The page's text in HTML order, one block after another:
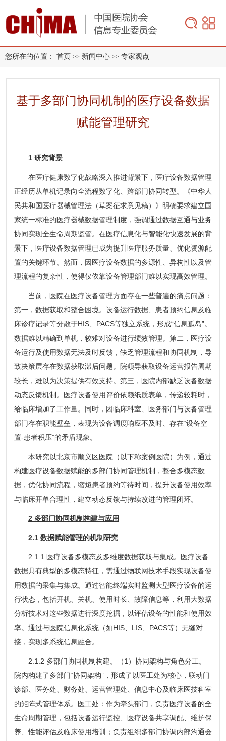
您所在的位置： 首页 >> 新闻中心 >> 专家观点
基于多部门协同机制的医疗设备数据
赋能管理研究
1 研究背景
在医疗健康数字化战略深入推进背景下，医疗设备数据管理
正经历从单机记录向全流程数字化、跨部门协同转型。《中华人
民共和国医疗器械管理法（草案征求意见稿）》明确要求建立国
家统一标准的医疗器械数据管理制度，强调通过数据互通与业务
协同实现全生命周期监管。在医疗信息化与智能化快速发展的背
景下，医疗设备数据管理已成为提升医疗服务质量、优化资源配
置的关键环节。然而，因医疗设备数据的多源性、异构性以及管
理流程的复杂性，使得仅依靠设备管理部门难以实现高效管理。
当前，医院在医疗设备管理方面存在一些普遍的痛点问题：
第一，数据获取和整合困境。设备运行数据、患者预约信息及临
床诊疗记录等分散于HIS、PACS等独立系统，形成“信息孤岛”。
数据难以精确到单机，较难对设备进行绩效管理。第二，医疗设
备运行及使用数据无法及时反馈，缺乏管理流程和协同机制，导
致决策层存在数据获取滞后问题。院领导获取设备运营报告周期
较长，难以为决策提供有效支持。第三，医院内部缺乏设备数据
动态反馈机制。医疗设备使用评价依赖纸质表单，传递较耗时，
给临床增加了工作量。同时，因临床科室、医务部门与设备管理
部门存在职能壁垒，表现为设备调度响应不及时、存在“设备空
置-患者积压”的矛盾现象。
本研究以北京市顺义区医院（以下称案例医院）为例，通过
构建医疗设备数据赋能的多部门协同管理机制，整合多模态数
据，优化协同流程，缩短患者预约等待时间，提升设备使用效率
与临床开单合理性，建立动态反馈与持续改进的管理闭环。
2 多部门协同机制构建与应用
2.1 数据赋能管理的机制研究
2.1.1 医疗设备多模态及多维度数据获取与集成。医疗设备
数据具有典型的多模态特征，需通过物联网技术手段实现设备使
用数据的采集与集成。通过智能终端实时监测大型医疗设备的运
行状态，包括开机、关机、使用时长、故障信息等，利用大数据
分析技术对这些数据进行深度挖掘，以评估设备的性能和使用效
率。通过与医院信息化系统（如HIS、LIS、PACS等）无缝对
接，实现多系统信息融合。
2.1.2 多部门协同机制构建。（1）协同架构与角色分工。
院内构建了多部门“协同架构”，形成了以医工处为核心，联动门
诊部、医务处、财务处、运营管理处、信息中心及临床医技科室
的矩阵式管理体系。医工处：作为牵头部门，负责医疗设备的全
生命周期管理，包括设备运行监控、医疗设备共享调配、维护保
养、性能评估及临床使用培训；负责组织多部门协调内部沟通会